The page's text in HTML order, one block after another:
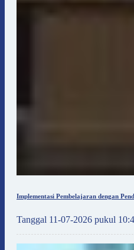
Implementasi Pembelajaran dengan
Tanggal 11-07-2026 pukul